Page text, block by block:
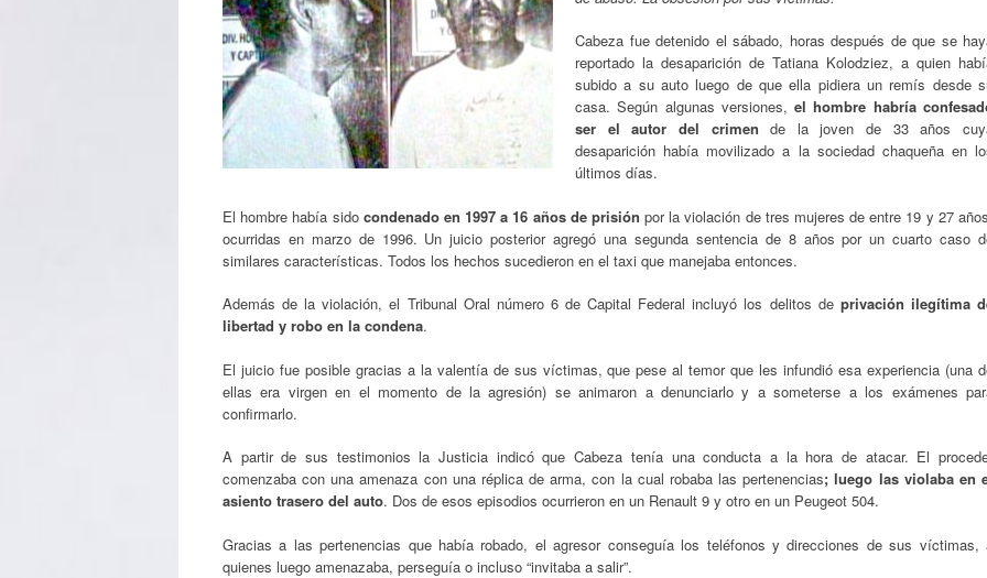
Cabeza fue detenido el sábado, horas después de que se
reportado la desaparición de Tatiana Kolodziez, a quien
subido a su auto luego de que ella pidiera un remís desde
casa. Según algunas versiones,el hombre habría
ser el autor del crimen de la joven de 33 años
desaparición había movilizado a la sociedad chaqueña en
últimos días.
El hombre había sido condenado en 1997 a 16 años de prisión por la violación de tres mujeres de entre 19 y 27
ocurridas en marzo de 1996. Un juicio posterior agregó una segunda sentencia de 8 años por un cuarto caso
similares características. Todos los hechos sucedieron en el taxi que manejaba entonces.
Además de la violación, el Tribunal Oral número 6 de Capital Federal incluyó los delitos de privación ilegítima
libertad y robo en la condena.
El juicio fue posible gracias a la valentía de sus víctimas, que pese al temor que les infundió esa experiencia (una
ellas era virgen en el momento de la agresión) se animaron a denunciarlo y a someterse a los exámenes
confirmarlo.
A partir de sus testimonios la Justicia indicó que Cabeza tenía una conducta a la hora de atacar. El
comenzaba con una amenaza con una réplica de arma, con la cual robaba las pertenencias; luego las violaba en
asiento trasero del auto. Dos de esos episodios ocurrieron en un Renault 9 y otro en un Peugeot 504.
Gracias a las pertenencias que había robado, el agresor conseguía los teléfonos y direcciones de sus víctimas,
quienes luego amenazaba, perseguía o incluso “invitaba a salir”.